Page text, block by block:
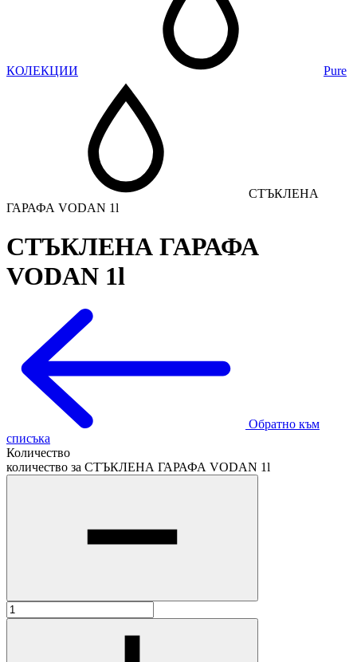
КОЛЕКЦИИ Pure
СТЪКЛЕНА
ГАРАФА VODAN 1l
СТЪКЛЕНА ГАРАФА
VODAN 1l
Обратно към
списъка
Количество
количество за СТЪКЛЕНА ГАРАФА VODAN 1l